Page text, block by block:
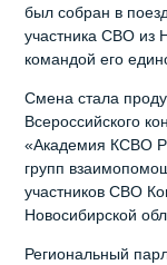
был собран в
участника СВО из
командой его
Смена стала
Всероссийского
«Академия КСВО
групп
участников СВО
Новосибирской
Региональный